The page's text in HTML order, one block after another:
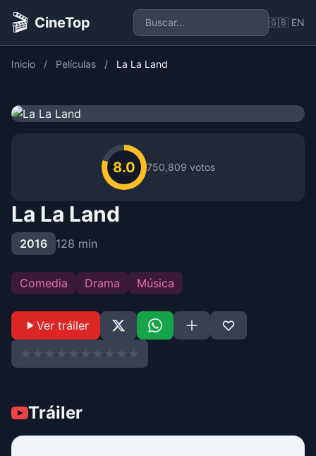
🎬 CineTop 🇬🇧 EN
Inicio / Películas / La La Land
8.0 750,809 votos
La La Land
2016 128 min
Comedia Drama Música
Ver tráiler
Tráiler